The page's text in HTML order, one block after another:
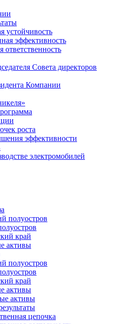
устойчивость
эффективность
ответственность
Совета директоров
Компании
роста
эффективности
электромобилей
полуостров
край
активы
полуостров
край
активы
активы
цепочка